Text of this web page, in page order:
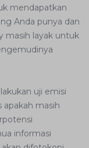
mendapatkan
Anda punya dan
masih layak untuk
uji emisi
masih
informasi